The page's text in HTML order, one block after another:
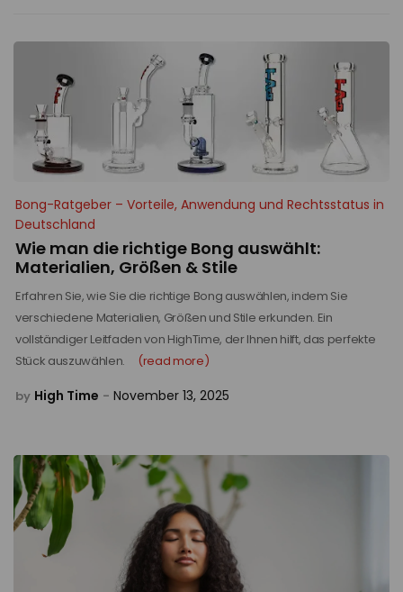
Bong-Ratgeber – Vorteile, Anwendung und Rechtsstatus in
Deutschland
Wie man die richtige Bong auswählt:
Materialien, Größen & Stile
Erfahren Sie, wie Sie die richtige Bong auswählen, indem Sie
verschiedene Materialien, Größen und Stile erkunden. Ein
vollständiger Leitfaden von HighTime, der Ihnen hilft, das perfekte
Stück auszuwählen.
(read more)
by High Time - November 13, 2025